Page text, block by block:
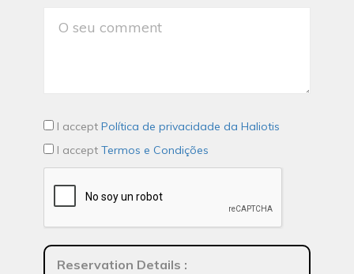
I accept Política de privacidade da Haliotis
I accept Termos e Condições
Reservation Details :